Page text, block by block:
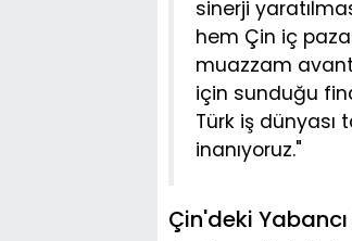
sinerji
hem Çin iç
muazzam
için sunduğu
Türk iş
inanıyoruz."
Çin'deki